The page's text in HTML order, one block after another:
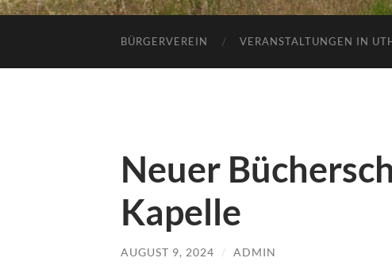
BÜRGERVEREIN VERANSTALTUNGEN IN
Neuer
Kapelle
AUGUST 9, 2024 / ADMIN